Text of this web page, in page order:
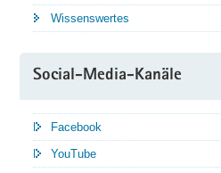
Wissenswertes
Social-Media-Kanäle
Facebook
YouTube